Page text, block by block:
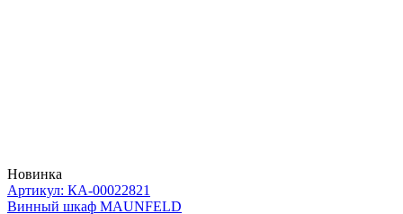
Новинка
Артикул: КА-00022821
Винный шкаф MAUNFELD